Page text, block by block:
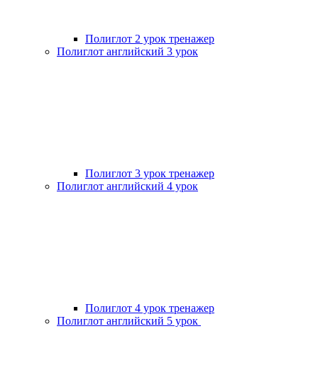
Полиглот 2 урок тренажер
Полиглот английский 3 урок
Полиглот 3 урок тренажер
Полиглот английский 4 урок
Полиглот 4 урок тренажер
Полиглот английский 5 урок